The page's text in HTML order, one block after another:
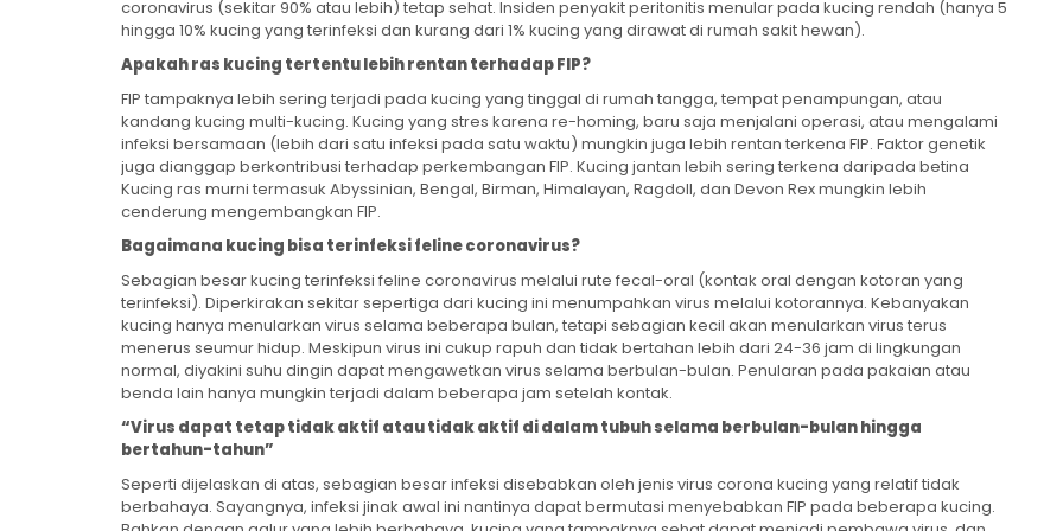
coronavirus (sekitar 90% atau lebih) tetap sehat. Insiden penyakit peritonitis menular pada kucing rendah (hanya 5
hingga 10% kucing yang terinfeksi dan kurang dari 1% kucing yang dirawat di rumah sakit hewan).
Apakah ras kucing tertentu lebih rentan terhadap FIP?
FIP tampaknya lebih sering terjadi pada kucing yang tinggal di rumah tangga, tempat penampungan, atau
kandang kucing multi-kucing. Kucing yang stres karena re-homing, baru saja menjalani operasi, atau mengalami
infeksi bersamaan (lebih dari satu infeksi pada satu waktu) mungkin juga lebih rentan terkena FIP. Faktor genetik
juga dianggap berkontribusi terhadap perkembangan FIP. Kucing jantan lebih sering terkena daripada betina
Kucing ras murni termasuk Abyssinian, Bengal, Birman, Himalayan, Ragdoll, dan Devon Rex mungkin lebih
cenderung mengembangkan FIP.
Bagaimana kucing bisa terinfeksi feline coronavirus?
Sebagian besar kucing terinfeksi feline coronavirus melalui rute fecal-oral (kontak oral dengan kotoran yang
terinfeksi). Diperkirakan sekitar sepertiga dari kucing ini menumpahkan virus melalui kotorannya. Kebanyakan
kucing hanya menularkan virus selama beberapa bulan, tetapi sebagian kecil akan menularkan virus terus
menerus seumur hidup. Meskipun virus ini cukup rapuh dan tidak bertahan lebih dari 24-36 jam di lingkungan
normal, diyakini suhu dingin dapat mengawetkan virus selama berbulan-bulan. Penularan pada pakaian atau
benda lain hanya mungkin terjadi dalam beberapa jam setelah kontak.
“Virus dapat tetap tidak aktif atau tidak aktif di dalam tubuh selama berbulan-bulan hingga
bertahun-tahun”
Seperti dijelaskan di atas, sebagian besar infeksi disebabkan oleh jenis virus corona kucing yang relatif tidak
berbahaya. Sayangnya, infeksi jinak awal ini nantinya dapat bermutasi menyebabkan FIP pada beberapa kucing.